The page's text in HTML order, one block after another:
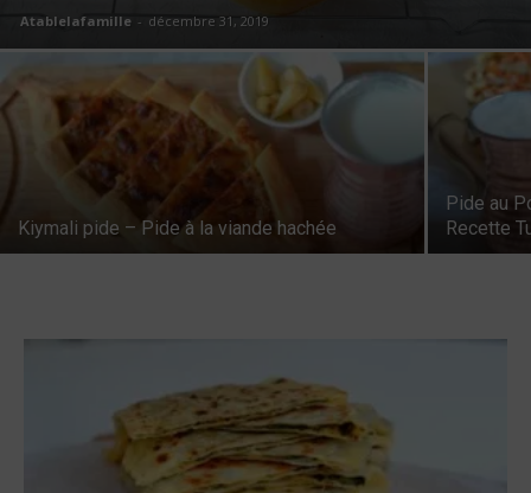
Atablelafamille - décembre 31, 2019
Kiymali pide – Pide à la viande hachée
Pide au
Recette